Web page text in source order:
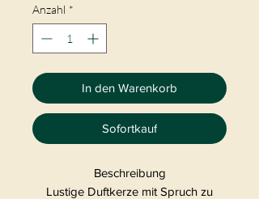
Anzahl *
In den Warenkorb
Sofortkauf
Beschreibung
Lustige Duftkerze mit Spruch zu